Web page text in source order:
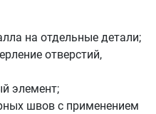
на отдельные детали;
отверстий,
элемент;
швов с применением